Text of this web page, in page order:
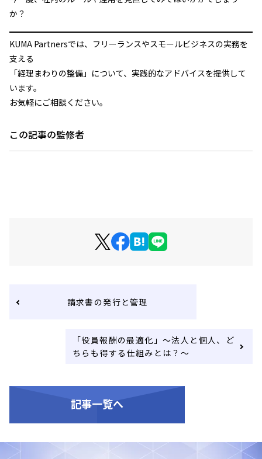
か？
KUMA Partnersでは、フリーランスやスモールビジネスの実務を
支える
「経理まわりの整備」について、実践的なアドバイスを提供して
います。
お気軽にご相談ください。
この記事の監修者
請求書の発行と管理
「役員報酬の最適化」～法人と個人、ど
ちらも得する仕組みとは？～
記事一覧へ